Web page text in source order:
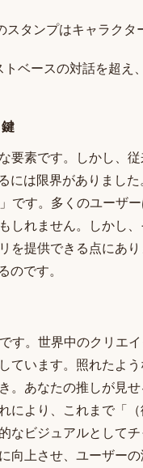
タンプはキャラクタ
ベースの対話を超え
要素です。しかし、
には限界がありまし
す。多くのユーザー
しれません。しかし
を提供できる点にあ
です。
す。世界中のクリエ
ています。照れたよ
。あなたの推しが見
により、これまで「
なビジュアルとして
向上させ、ユーザー